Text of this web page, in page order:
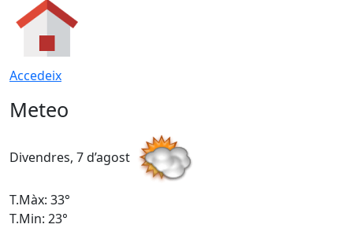
Accedeix
Meteo
Divendres, 7 d’agost
T.Màx: 33°
T.Min: 23°